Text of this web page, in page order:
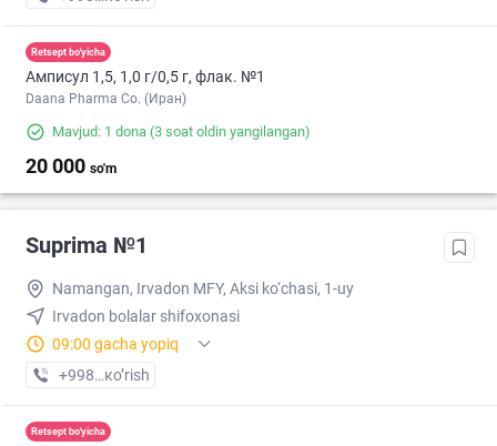
Retsept bo'yicha
Амписул 1,5, 1,0 г/0,5 г, флак. №1
Daana Pharma Co. (Иран)
Mavjud: 1 dona (3 soat oldin yangilangan)
20 000 so'm
Suprima №1
Namangan, Irvadon MFY, Aksi ko‘chasi, 1-uy
Irvadon bolalar shifoxonasi
09:00 gacha yopiq
+998 (95) XXX-XX-XX
кo’rish
Retsept bo'yicha